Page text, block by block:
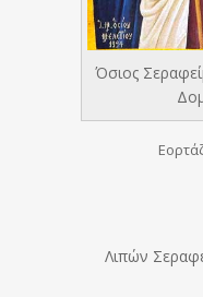
Όσιος
Λιπών